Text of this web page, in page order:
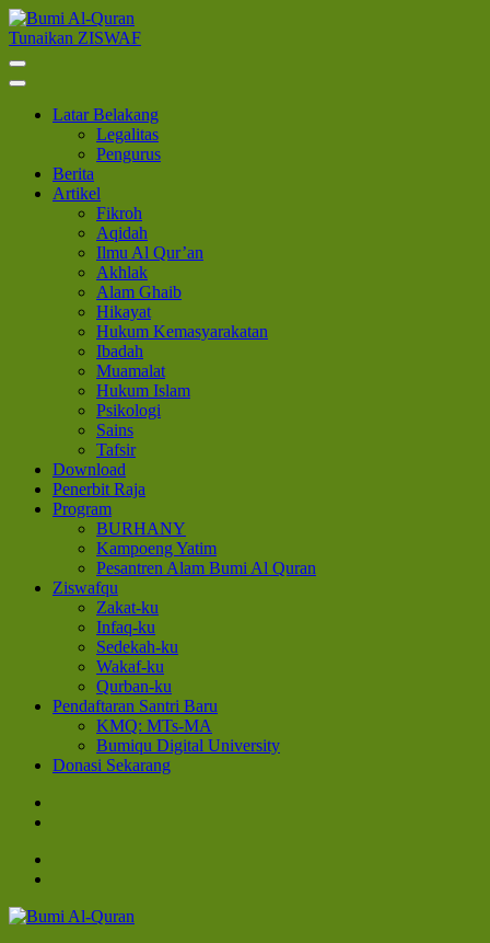
Lompat
ke
konten
(Tekan
Tunaikan ZISWAF
Latar Belakang
Legalitas
Pengurus
Berita
Artikel
Fikroh
Aqidah
Ilmu Al Qur’an
Akhlak
Alam Ghaib
Hikayat
Hukum Kemasyarakatan
Ibadah
Muamalat
Hukum Islam
Psikologi
Sains
Tafsir
Download
Penerbit Raja
Program
BURHANY
Kampoeng Yatim
Pesantren Alam Bumi Al Quran
Ziswafqu
Zakat-ku
Infaq-ku
Sedekah-ku
Wakaf-ku
Qurban-ku
Pendaftaran Santri Baru
KMQ: MTs-MA
Bumiqu Digital University
Donasi Sekarang